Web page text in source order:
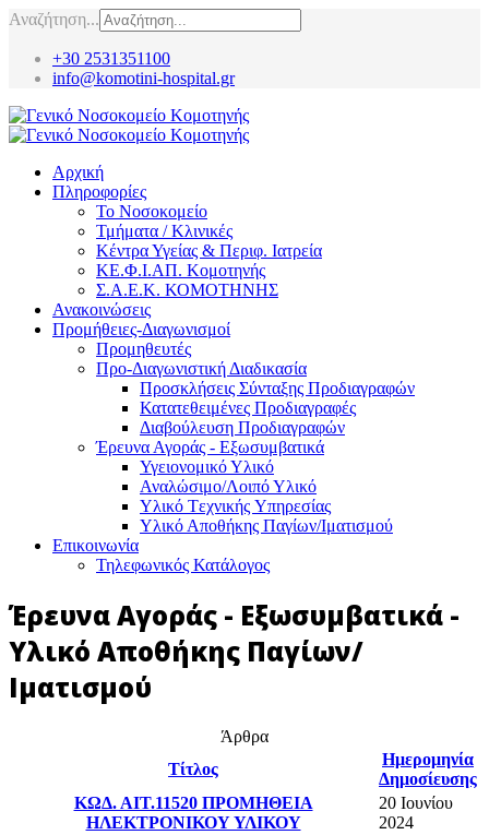
Αναζήτηση...
+30 2531351100
info@komotini-hospital.gr
Αρχική
Πληροφορίες
Το Νοσοκομείο
Τμήματα / Κλινικές
Κέντρα Υγείας & Περιφ. Ιατρεία
ΚΕ.Φ.Ι.ΑΠ. Κομοτηνής
Σ.Α.Ε.Κ. ΚΟΜΟΤΗΝΗΣ
Ανακοινώσεις
Προμήθειες-Διαγωνισμοί
Προμηθευτές
Προ-Διαγωνιστική Διαδικασία
Προσκλήσεις Σύνταξης Προδιαγραφών
Κατατεθειμένες Προδιαγραφές
Διαβούλευση Προδιαγραφών
Έρευνα Αγοράς - Εξωσυμβατικά
Υγειονομικό Υλικό
Αναλώσιμο/Λοιπό Υλικό
Υλικό Tεχνικής Yπηρεσίας
Υλικό Αποθήκης Παγίων/Ιματισμού
Επικοινωνία
Τηλεφωνικός Κατάλογος
Έρευνα Αγοράς - Εξωσυμβατικά -
Υλικό Αποθήκης Παγίων/
Ιματισμού
Άρθρα
Τίτλος
Ημερομηνία
Δημοσίευσης
ΚΩΔ. ΑΙΤ.11520 ΠΡΟΜΗΘΕΙΑ
ΗΛΕΚΤΡΟΝΙΚΟΥ ΥΛΙΚΟΥ
20 Ιουνίου
2024